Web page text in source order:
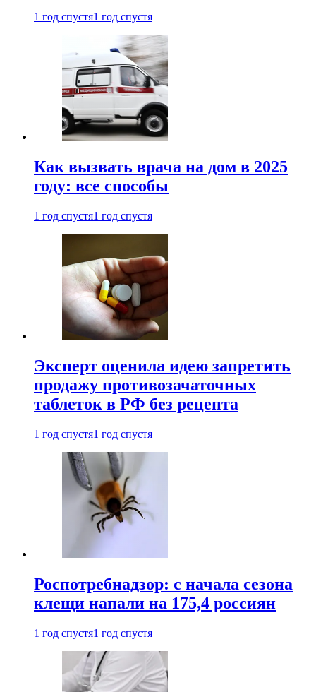
1 год спустя1 год спустя
Как вызвать врача на дом в 2025
году: все способы
1 год спустя1 год спустя
Эксперт оценила идею запретить
продажу противозачаточных
таблеток в РФ без рецепта
1 год спустя1 год спустя
Роспотребнадзор: с начала сезона
клещи напали на 175,4 россиян
1 год спустя1 год спустя